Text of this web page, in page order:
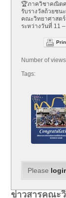
🏆ภาควิชาคณิต
รับรางวัลถ้วยชน
คณะวิทยาศาสตร์
ระหว่างวันที่ 11
Number of
Tags:
Please
ข่าวสารคณะ